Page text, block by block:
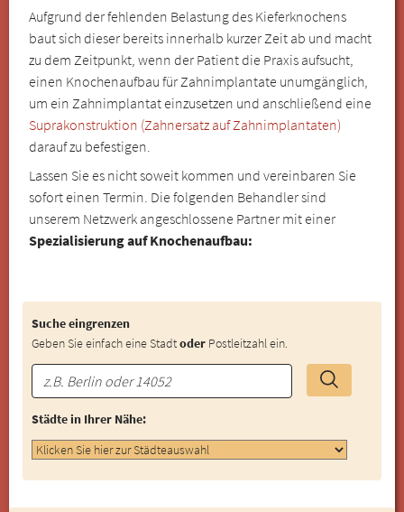
Aufgrund der fehlenden Belastung des Kieferknochens
baut sich dieser bereits innerhalb kurzer Zeit ab und macht
zu dem Zeitpunkt, wenn der Patient die Praxis aufsucht,
einen Knochenaufbau für Zahnimplantate unumgänglich,
um ein Zahnimplantat einzusetzen und anschließend eine
Suprakonstruktion (Zahnersatz auf Zahnimplantaten)
darauf zu befestigen.
Lassen Sie es nicht soweit kommen und vereinbaren Sie
sofort einen Termin. Die folgenden Behandler sind
unserem Netzwerk angeschlossene Partner mit einer
Spezialisierung auf Knochenaufbau:
Suche eingrenzen
Geben Sie einfach eine Stadtoder Postleitzahl ein.
Städte in Ihrer Nähe: